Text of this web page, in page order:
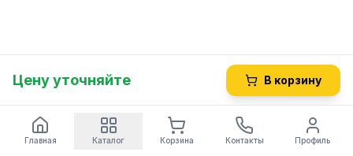
Цену уточняйте В корзину
Главная Каталог Корзина Контакты Профиль